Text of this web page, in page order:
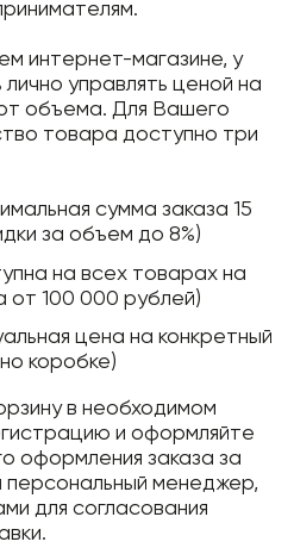
интернет-магазине, у
управлять ценой на
объема. Для Вашего
товара доступно три
сумма заказа 15
за объем до 8%)
на всех товарах на
от 100 000 рублей)
цена на конкретный
коробке)
в необходимом
и оформляйте
оформления заказа за
персональный менеджер,
для согласования